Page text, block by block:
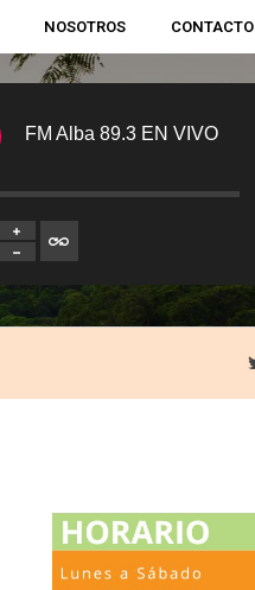
NOSOTROS CONTACTO
FM Alba 89.3 EN VIVO